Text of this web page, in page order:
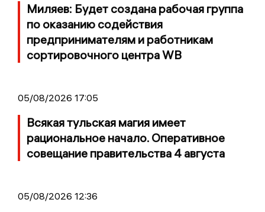
Миляев: Будет создана рабочая группа
по оказанию содействия
предпринимателям и работникам
сортировочного центра WB
05/08/2026 17:05
Всякая тульская магия имеет
рациональное начало. Оперативное
совещание правительства 4 августа
05/08/2026 12:36